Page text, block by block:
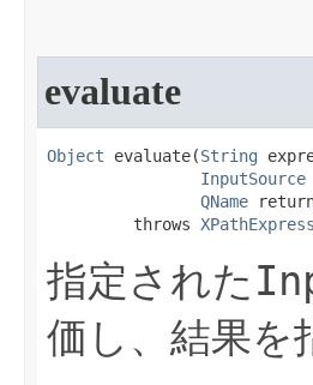
evaluate
Object evaluate​(String
InputSource
QName
         throws
指定された
価し、結果を